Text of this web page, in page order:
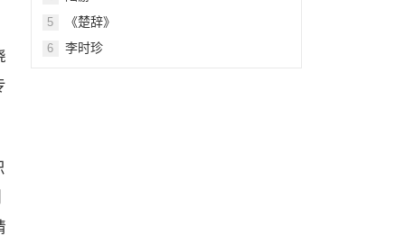
5 《楚辞》
6 李时珍